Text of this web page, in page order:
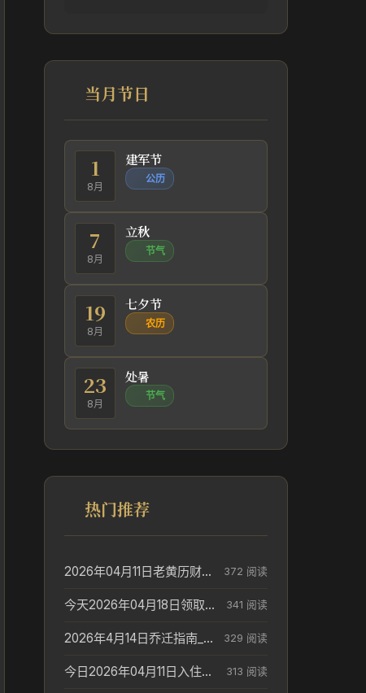
当月节日
1
8月
建军节
公历
7
8月
立秋
节气
19
8月
七夕节
农历
23
8月
处暑
节气
热门推荐
2026年04月11日老黄历财神方位_财神方位与供奉讲究 372 阅读
今天2026年04月18日领取结婚证老黄历不适合吗_领证日期参考 341 阅读
2026年4月14日乔迁指南_搬家择日参考 329 阅读
今日2026年04月11日入住新居老黄历不适宜吗_搬家择日参考 313 阅读